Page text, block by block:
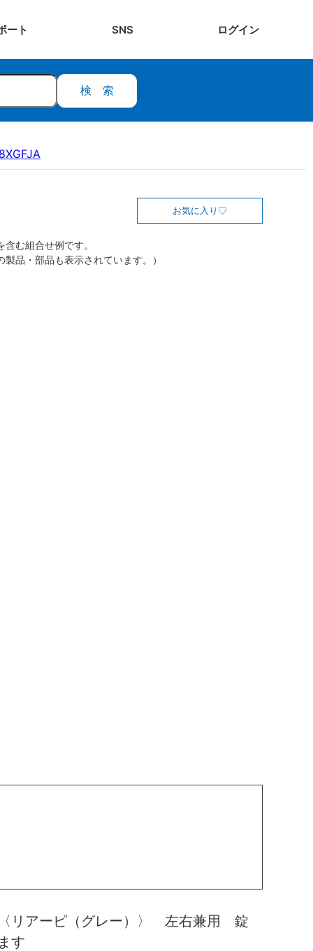
ート SNS ログイン
検索
お気に入り
む組合せ例です。
製品・部品も表示されています。）
アーピ（グレー）〉 左右兼用 錠
す